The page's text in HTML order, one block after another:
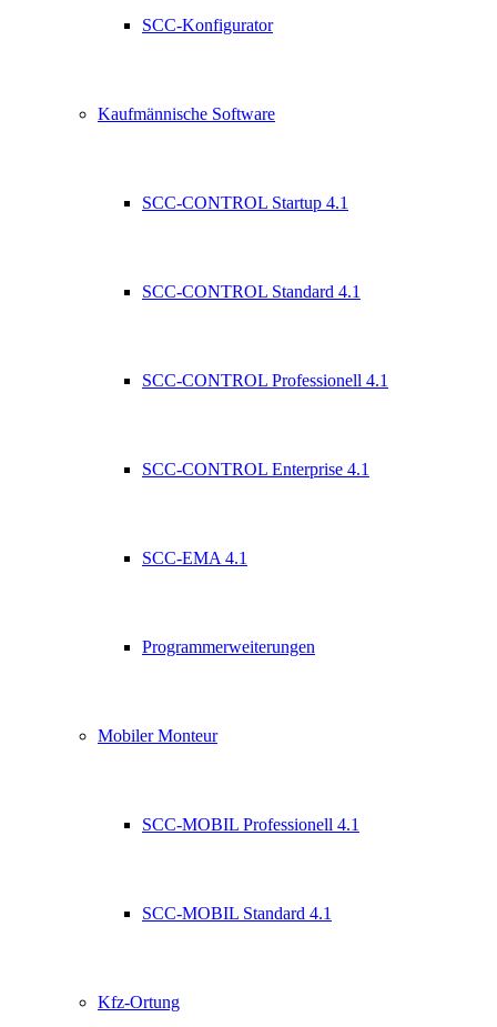
SCC-Konfigurator
Kaufmännische Software
SCC-CONTROL Startup 4.1
SCC-CONTROL Standard 4.1
SCC-CONTROL Professionell 4.1
SCC-CONTROL Enterprise 4.1
SCC-EMA 4.1
Programmerweiterungen
Mobiler Monteur
SCC-MOBIL Professionell 4.1
SCC-MOBIL Standard 4.1
Kfz-Ortung